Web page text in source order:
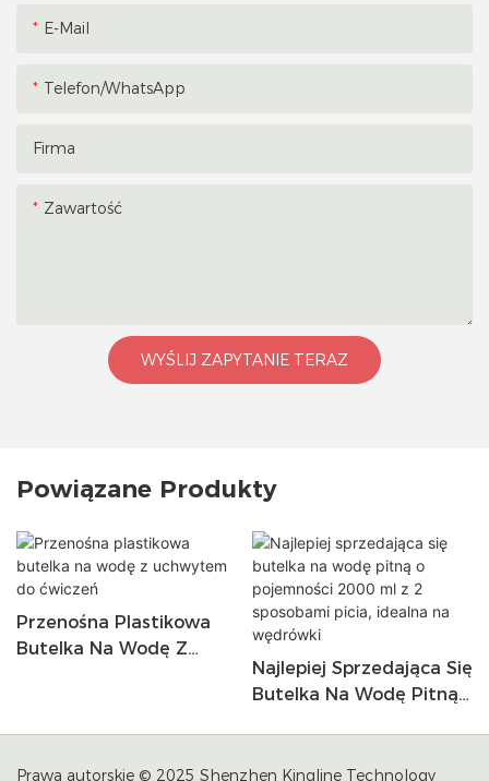
E-Mail
Telefon/WhatsApp
Firma
Zawartość
WYŚLIJ ZAPYTANIE TERAZ
Powiązane Produkty
Przenośna Plastikowa
Butelka Na Wodę Z
Najlepiej Sprzedająca Się
Butelka Na Wodę Pitną
Idealna Na Wędrówki
Prawa autorskie © 2025 Shenzhen Kingline Technology